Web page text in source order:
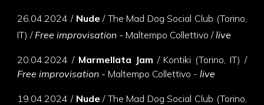
26.04.2024 / Nude/ The Mad Dog Social Club (Torino,
IT) /Free improvisation - Maltempo Collettivo /live
20.04.2024 /Marmellata Jam / Kontiki (Torino, IT) /
Free improvisation - Maltempo Collettivo -live
19.04.2024 / Nude / The Mad Dog Social Club (Torino,